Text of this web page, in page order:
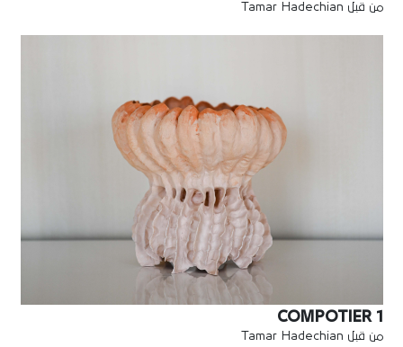
من قبل Tamar Hadechian
COMPOTIER 1
من قبل Tamar Hadechian